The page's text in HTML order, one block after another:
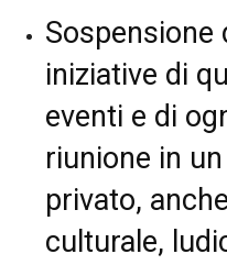
Sospensione
iniziative di
eventi e di
riunione in
privato,
culturale,